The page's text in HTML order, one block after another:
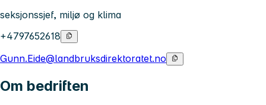
seksjonssjef, miljø og klima
+4797652618
Gunn.Eide@landbruksdirektoratet.no
Om bedriften